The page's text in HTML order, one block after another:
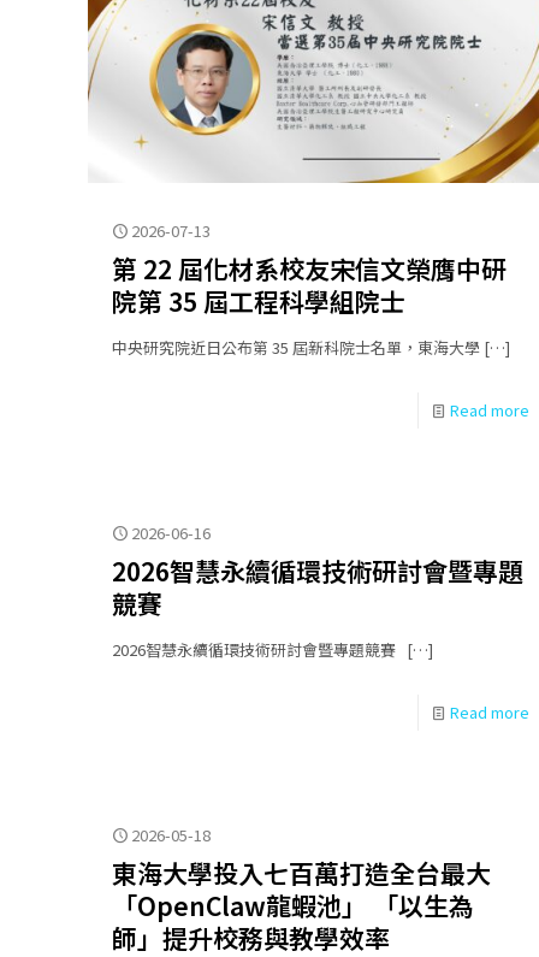
2026-07-13
第 22 屆化材系校友宋信文榮膺中研
院第 35 屆工程科學組院士
中央研究院近日公布第 35 屆新科院士名單，東海大學 […]
Read more
2026-06-16
2026智慧永續循環技術研討會暨專題
競賽
2026智慧永續循環技術研討會暨專題競賽 […]
Read more
2026-05-18
東海大學投入七百萬打造全台最大
「OpenClaw龍蝦池」 「以生為
師」提升校務與教學效率